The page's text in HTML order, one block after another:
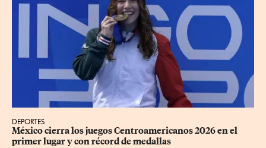
DEPORTES
México cierra los juegos Centroamericanos 2026 en el
primer lugar y con récord de medallas